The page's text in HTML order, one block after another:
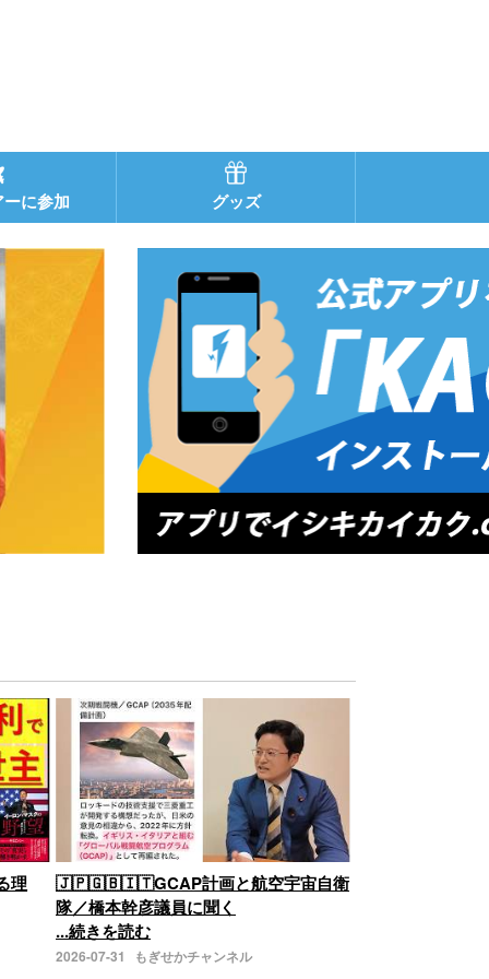
に参加 グッズ
理
🇯🇵🇬🇧🇮🇹GCAP計画と航空宇宙自衛
隊／橋本幹彦議員に聞く
...続きを読む
2026-07-31 もぎせかチャンネル